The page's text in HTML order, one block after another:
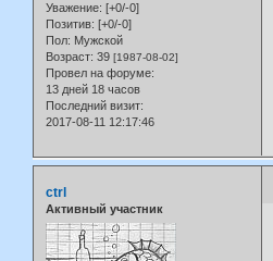
Уважение: [+0/-0]
Позитив: [+0/-0]
Пол: Мужской
Возраст: 39 [1987-08-02]
Провел на форуме:
13 дней 18 часов
Последний визит:
2017-08-11 12:17:46
ctrl
Активный участник